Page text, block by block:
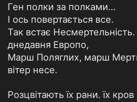
Ген полки за полками...
І ось повертається все.
Так встає
днедавня Европо,
Марш Поляглих, марш
вітер несе.
Розцвітають їх рани. їх